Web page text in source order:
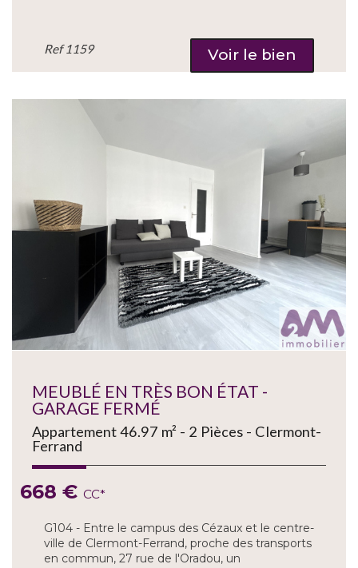
Ref1159 Voir le bien
MEUBLÉ EN TRÈS BON ÉTAT -
GARAGE FERMÉ
Appartement 46.97 m² - 2 Pièces - Clermont-
Ferrand
668 € CC*
G104 - Entre le campus des Cézaux et le centre-
ville de Clermont-Ferrand, proche des transports
en commun, 27 rue de l'Oradou, un